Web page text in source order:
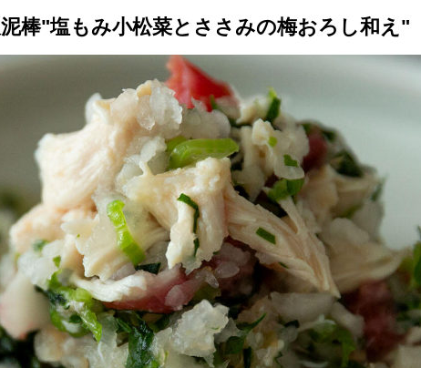
プロが教えるレシピ 厳選！店探し 食のストーリー 連載一覧
棒"塩もみ小松菜とささみの梅おろし和え"